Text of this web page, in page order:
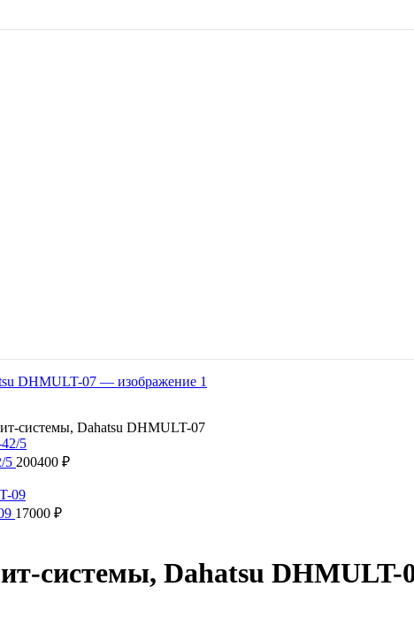
системы, Dahatsu DHMULT-07
5 200400 ₽
17000 ₽
системы, Dahatsu DHMULT-